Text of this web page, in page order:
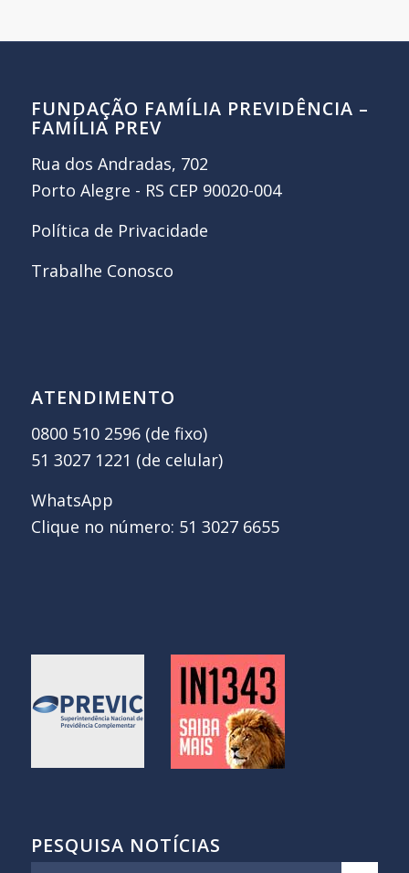
FUNDAÇÃO FAMÍLIA PREVIDÊNCIA –
FAMÍLIA PREV
Rua dos Andradas, 702
Porto Alegre - RS CEP 90020-004
Política de Privacidade
Trabalhe Conosco
ATENDIMENTO
0800 510 2596 (de fixo)
51 3027 1221 (de celular)
WhatsApp
Clique no número: 51 3027 6655
PESQUISA NOTÍCIAS